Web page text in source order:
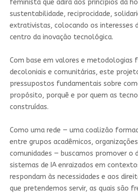
feminista que adira aos princípios da
sustentabilidade, reciprocidade,
extrativistas, colocando os interesses
centro da inovação tecnológica.
Com base em valores e metodologias
decoloniais e comunitárias, este
pressupostos fundamentais sobre
propósito, porquê e por quem as
construídas.
Como uma rede — uma coalizão
entre grupos acadêmicos,
comunidades — buscamos promover o
sistemas de IA enraizados em
respondam às necessidades e aos
que pretendemos servir, as quais são